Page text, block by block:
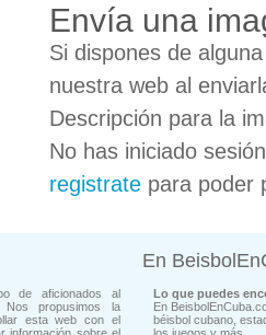
Envía una
Si dispones de
nuestra web al
Descripción para la
No has iniciado
registrate para poder
de aficionados al
Nos propusimos la
esta web con el
En
Lo que puedes
En
béisbol cubano,